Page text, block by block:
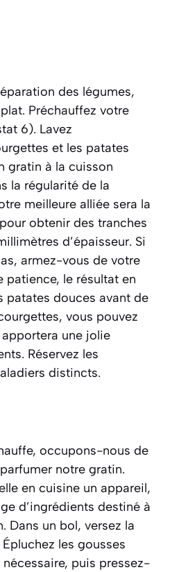
des légumes,
Préchauffez votre
6). Lavez
et les patates
gratin à la cuisson
la régularité de la
meilleure alliée sera la
obtenir des tranches
d’épaisseur. Si
armez-vous de votre
patience, le résultat en
patates douces avant de
vous pouvez
une jolie
Réservez les
distincts.
occupons-nous de
notre gratin.
en cuisine un appareil,
d’ingrédients destiné à
Dans un bol, versez la
les gousses
puis pressez-